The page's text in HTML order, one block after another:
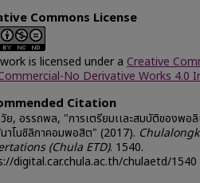
Commons License
is licensed under a Creative
No Derivative Works 4.0
Citation
ย, อรรถพล, "การเตรียมเเละสมบัติของพ
าโนซิลิกาคอมพอสิต" (2017).
(Chula ETD). 1540.
digital.car.chula.ac.th/chulaetd/1540